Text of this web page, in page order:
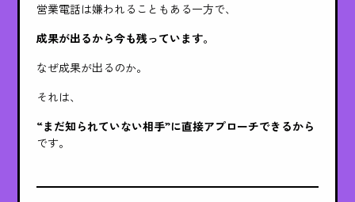
営業電話は嫌われることもある一方で、
成果が出るから今も残っています。
なぜ成果が出るのか。
それは、
“まだ知られていない相手”に直接アプローチできるから
です。